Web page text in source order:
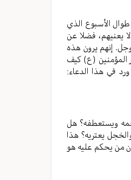
طوال الأسبوع الذي
يعنيهم، فضلا عن
إنهم يرون هذه
المؤمنين (ع) كيف
في هذا الدعاء:
ويستعطفه؟ هل
يعتريه؟ هذا
من يحكم عليه هو